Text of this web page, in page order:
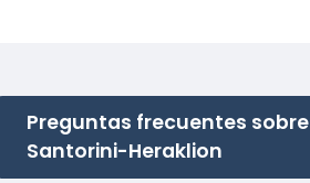
Preguntas frecuentes sobre
Santorini-Heraklion